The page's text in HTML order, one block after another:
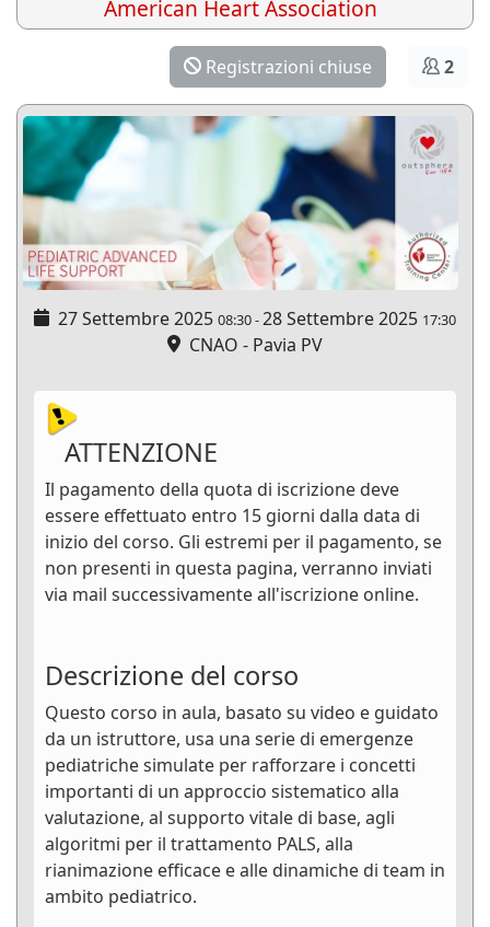
American Heart Association
Registrazioni chiuse 2
27 Settembre 2025 08:30-28 Settembre 2025 17:30
CNAO - Pavia PV
ATTENZIONE
Il pagamento della quota di iscrizione deve
essere effettuato entro 15 giorni dalla data di
inizio del corso. Gli estremi per il pagamento, se
non presenti in questa pagina, verranno inviati
via mail successivamente all'iscrizione online.
Descrizione del corso
Questo corso in aula, basato su video e guidato
da un istruttore, usa una serie di emergenze
pediatriche simulate per rafforzare i concetti
importanti di un approccio sistematico alla
valutazione, al supporto vitale di base, agli
algoritmi per il trattamento PALS, alla
rianimazione efficace e alle dinamiche di team in
ambito pediatrico.